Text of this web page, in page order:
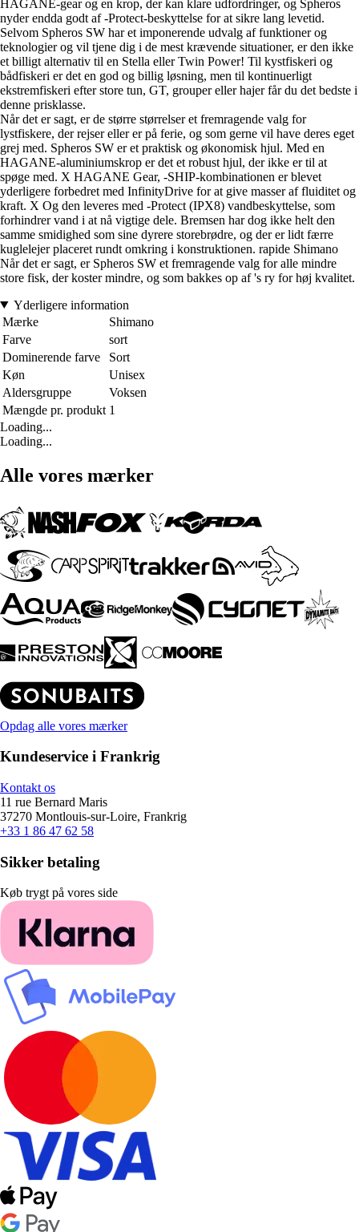
HAGANE-gear og en krop, der kan klare udfordringer, og Spheros
nyder endda godt af -Protect-beskyttelse for at sikre lang levetid.
Selvom Spheros SW har et imponerende udvalg af funktioner og
teknologier og vil tjene dig i de mest krævende situationer, er den ikke
et billigt alternativ til en Stella eller Twin Power! Til kystfiskeri og
bådfiskeri er det en god og billig løsning, men til kontinuerligt
ekstremfiskeri efter store tun, GT, grouper eller hajer får du det bedste i
denne prisklasse.
Når det er sagt, er de større størrelser et fremragende valg for
lystfiskere, der rejser eller er på ferie, og som gerne vil have deres eget
grej med. Spheros SW er et praktisk og økonomisk hjul. Med en
HAGANE-aluminiumskrop er det et robust hjul, der ikke er til at
spøge med. X HAGANE Gear, -SHIP-kombinationen er blevet
yderligere forbedret med InfinityDrive for at give masser af fluiditet og
kraft. X Og den leveres med -Protect (IPX8) vandbeskyttelse, som
forhindrer vand i at nå vigtige dele. Bremsen har dog ikke helt den
samme smidighed som sine dyrere storebrødre, og der er lidt færre
kuglelejer placeret rundt omkring i konstruktionen. rapide Shimano
Når det er sagt, er Spheros SW et fremragende valg for alle mindre
store fisk, der koster mindre, og som bakkes op af 's ry for høj kvalitet.
Yderligere information
Mærke
Shimano
Farve
sort
Dominerende farve
Sort
Køn
Unisex
Aldersgruppe
Voksen
Mængde pr. produkt 1
Loading...
Loading...
Alle vores mærker
Opdag alle vores mærker
Kundeservice i Frankrig
Kontakt os
11 rue Bernard Maris
37270 Montlouis-sur-Loire, Frankrig
+33 1 86 47 62 58
Sikker betaling
Køb trygt på vores side